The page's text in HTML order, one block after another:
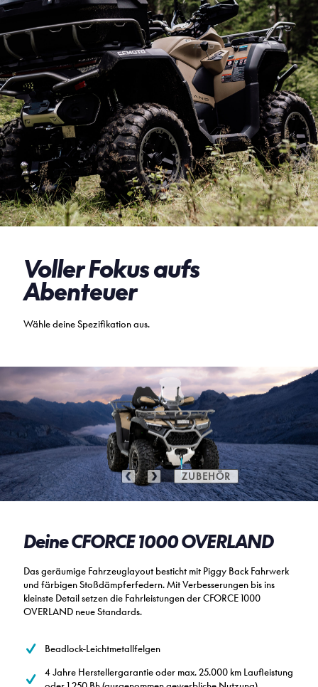
Voller Fokus aufs
Abenteuer
Wähle deine Spezifikation aus.
ZUBEHÖR
ZUBEHÖR
Deine CFORCE 1000 OVERLAND
Das geräumige Fahrzeuglayout besticht mit Piggy Back Fahrwerk
und färbigen Stoßdämpferfedern. Mit Verbesserungen bis ins
kleinste Detail setzen die Fahrleistungen der CFORCE 1000
OVERLAND neue Standards.
Beadlock-Leichtmetallfelgen
4 Jahre Herstellergarantie oder max. 25.000 km Laufleistung